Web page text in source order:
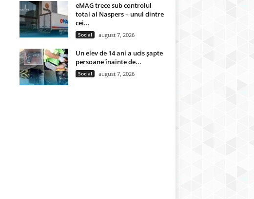
eMAG trece sub controlul
total al Naspers – unul dintre
cei...
Social august 7, 2026
Un elev de 14 ani a ucis șapte
persoane înainte de...
Social august 7, 2026